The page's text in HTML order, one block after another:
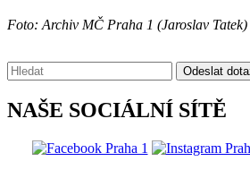
Foto: Archiv MČ Praha 1 (Jaroslav Tatek)
Vyhledávání: Odeslat
NAŠE SOCIÁLNÍ SÍTĚ